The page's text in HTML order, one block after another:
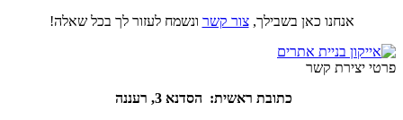
אנחנו כאן בשבילך,צור קשר ונשמח לעזור לך בכל שאלה!
פרטי יצירת קשר
כתובת ראשית: הסדנא 3, רעננה